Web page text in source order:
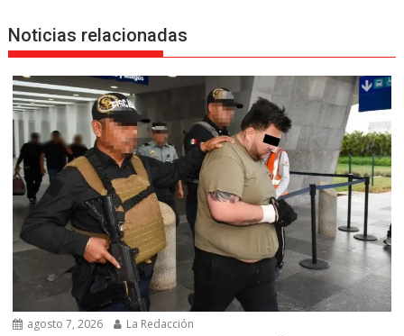
Noticias relacionadas
agosto 7, 2026 La Redacción